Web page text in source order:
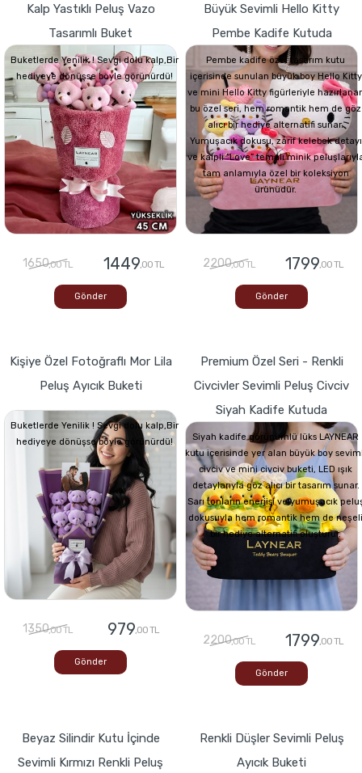
Kalp Yastıklı Peluş Vazo
Tasarımlı Buket
Buketlerde Yenilik ! Sevgi dolu kalp,Bir
hediyeye dönüşse böyle görünürdü!
1650,00 TL 1449,00 TL
Gönder
Büyük Sevimli Hello Kitty
Pembe Kadife Kutuda
Pembe kadife özel tasarım kutu
içerisinde sunulan büyük boy Hello Kitty
ve mini Hello Kitty figürleriyle
bu özel seri, hem romantik hem de göz
alıcı bir hediye alternatifi sunar.
Yumuşacık dokusu, zarif kelebek detayı
ve kalpli “Love” temalı minik
tam anlamıyla özel bir koleksiyon
ürünüdür.
2200,00 TL 1799,00 TL
Gönder
Kişiye Özel Fotoğraflı Mor Lila
Peluş Ayıcık Buketi
Buketlerde Yenilik ! Sevgi dolu kalp,Bir
hediyeye dönüşse böyle görünürdü!
1350,00 TL 979,00 TL
Gönder
Premium Özel Seri - Renkli
Civcivler Sevimli Peluş Civciv
Siyah Kadife Kutuda
Siyah kadife görünümlü lüks LAYNEAR
kutu içerisinde yer alan büyük boy
civciv ve mini civciv buketi, LED ışık
detaylarıyla göz alıcı bir tasarım sunar.
Sarı tonların enerjisi ve yumuşacık
dokusuyla hem romantik hem de neşeli
bir hediye alternatifi oluşturur.
2200,00 TL 1799,00 TL
Gönder
Beyaz Silindir Kutu İçinde
Sevimli Kırmızı Renkli Peluş
Renkli Düşler Sevimli Peluş
Ayıcık Buketi